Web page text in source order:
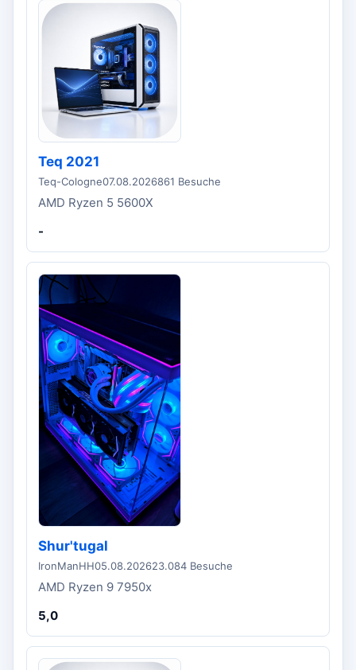
Teq 2021
Teq-Cologne07.08.2026861 Besuche
AMD Ryzen 5 5600X
-
Shur'tugal
IronManHH05.08.202623.084 Besuche
AMD Ryzen 9 7950x
5,0